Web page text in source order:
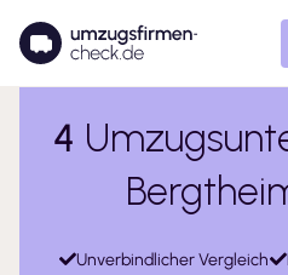
4
Unverbindlicher Vergleich